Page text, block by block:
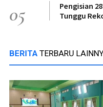
05
Pengisian
Tunggu
BERITA TERBARU